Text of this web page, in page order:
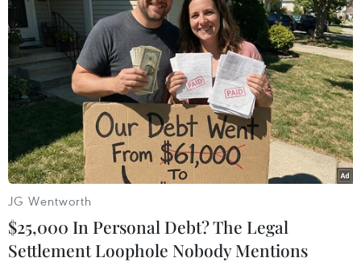
JG Wentworth
$25,000 In Personal Debt? The Legal
Settlement Loophole Nobody Mentions